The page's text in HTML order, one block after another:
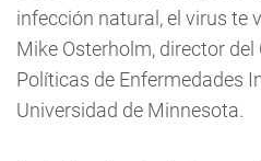
infección natural, el virus te
Mike Osterholm, director
Políticas de Enfermedades
Universidad de Minnesota.